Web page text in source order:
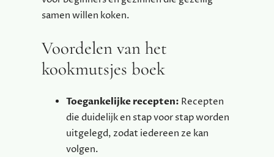
samen willen koken.
Voordelen van het
kookmutsjes boek
Toegankelijke recepten: Recepten
die duidelijk en stap voor stap worden
uitgelegd, zodat iedereen ze kan
volgen.